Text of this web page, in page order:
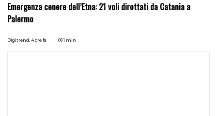
Emergenza cenere dell’Etna: 21 voli dirottati da Catania a
Palermo
Digitrend,4 ore fa 1 min